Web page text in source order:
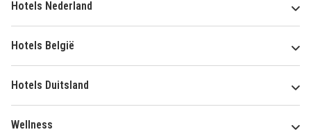
Hotels Nederland
Hotels België
Hotels Duitsland
Wellness